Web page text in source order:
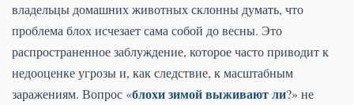
владельцы домашних животных склонны думать, что
проблема блох исчезает сама собой до весны. Это
распространенное заблуждение, которое часто приводит к
недооценке угрозы и, как следствие, к масштабным
заражениям. Вопрос «блохи зимой выживают ли?» не